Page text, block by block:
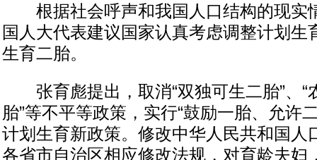
根据社会呼声和我国人口结构的现实
国人大代表建议国家认真考虑调整计划生
生育二胎。
张育彪提出，取消“双独可生二胎”、“
胎”等不平等政策，实行“鼓励一胎、允许
计划生育新政策。修改中华人民共和国人
各省市自治区相应修改法规，对育龄夫妇